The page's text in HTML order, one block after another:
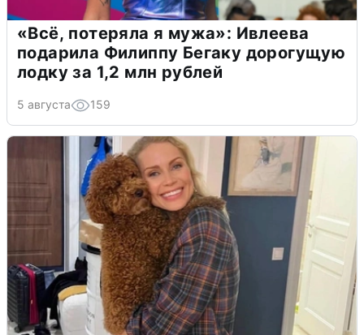
«Всё, потеряла я мужа»: Ивлеева
подарила Филиппу Бегаку дорогущую
лодку за 1,2 млн рублей
5 августа 159